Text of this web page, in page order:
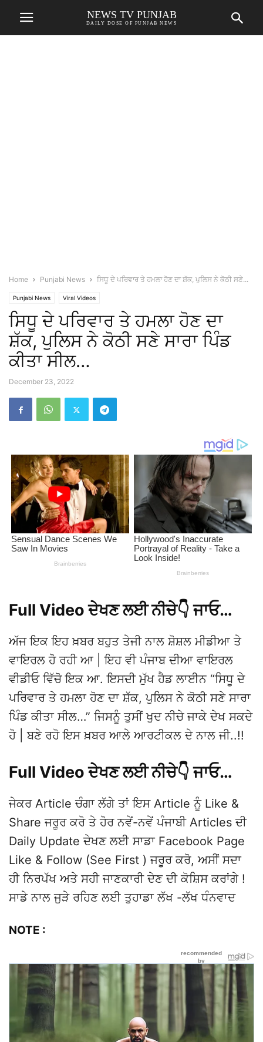
NEWS TV PUNJAB
DAILY DOSE OF PUNJAB NEWS
Home Punjabi News ਸਿਧੂ ਦੇ ਪਰਿਵਾਰ ਤੇ ਹਮਲਾ ਹੋਣ ਦਾ ਸ਼ੱਕ, ਪੁਲਿਸ ਨੇ ਕੋਠੀ ਸਣੇ...
Punjabi News Viral Videos
ਸਿਧੂ ਦੇ ਪਰਿਵਾਰ ਤੇ ਹਮਲਾ ਹੋਣ ਦਾ
ਸ਼ੱਕ, ਪੁਲਿਸ ਨੇ ਕੋਠੀ ਸਣੇ ਸਾਰਾ ਪਿੰਡ
ਕੀਤਾ ਸੀਲ…
December 23, 2022
Full Video ਦੇਖਣ ਲਈ ਨੀਚੇ👇 ਜਾਓ…
ਅੱਜ ਇਕ ਇਹ ਖ਼ਬਰ ਬਹੁਤ ਤੇਜੀ ਨਾਲ ਸ਼ੋਸ਼ਲ ਮੀਡੀਆ ਤੇ
ਵਾਇਰਲ ਹੋ ਰਹੀ ਆ | ਇਹ ਵੀ ਪੰਜਾਬ ਦੀਆ ਵਾਇਰਲ
ਵੀਡੀਓ ਵਿੱਚੋ ਇਕ ਆ. ਇਸਦੀ ਮੁੱਖ ਹੈਡ ਲਾਈਨ “ਸਿਧੂ ਦੇ
ਪਰਿਵਾਰ ਤੇ ਹਮਲਾ ਹੋਣ ਦਾ ਸ਼ੱਕ, ਪੁਲਿਸ ਨੇ ਕੋਠੀ ਸਣੇ ਸਾਰਾ
ਪਿੰਡ ਕੀਤਾ ਸੀਲ…” ਜਿਸਨੂੰ ਤੁਸੀਂ ਖੁਦ ਨੀਚੇ ਜਾਕੇ ਦੇਖ ਸਕਦੇ
ਹੋ | ਬਣੇ ਰਹੋ ਇਸ ਖ਼ਬਰ ਆਲੇ ਆਰਟੀਕਲ ਦੇ ਨਾਲ ਜੀ..!!
Full Video ਦੇਖਣ ਲਈ ਨੀਚੇ👇 ਜਾਓ…
ਜੇਕਰ Article ਚੰਗਾ ਲੱਗੇ ਤਾਂ ਇਸ Article ਨੂੰ Like &
Share ਜਰੂਰ ਕਰੋ ਤੇ ਹੋਰ ਨਵੇਂ-ਨਵੇਂ ਪੰਜਾਬੀ Articles ਦੀ
Daily Update ਦੇਖਣ ਲਈ ਸਾਡਾ Facebook Page
Like & Follow (See First ) ਜਰੂਰ ਕਰੋ, ਅਸੀਂ ਸਦਾ
ਹੀ ਨਿਰਪੱਖ ਅਤੇ ਸਹੀ ਜਾਣਕਾਰੀ ਦੇਣ ਦੀ ਕੋਸ਼ਿਸ ਕਰਾਂਗੇ !
ਸਾਡੇ ਨਾਲ ਜੁੜੇ ਰਹਿਣ ਲਈ ਤੁਹਾਡਾ ਲੱਖ -ਲੱਖ ਧੰਨਵਾਦ
NOTE :